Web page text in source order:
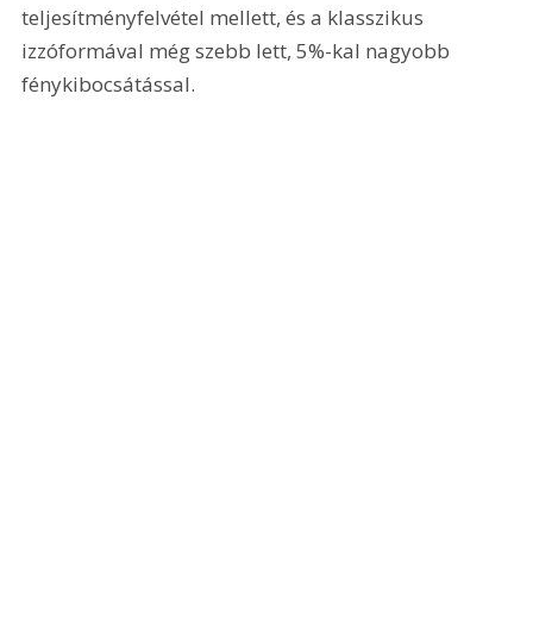
teljesítményfelvétel mellett, és a klasszikus
izzóformával még szebb lett, 5%-kal nagyobb
fénykibocsátással.